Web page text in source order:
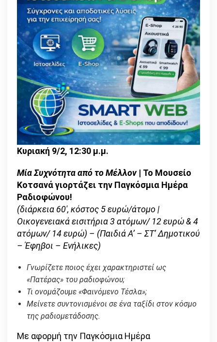
Κυριακή 9/2, 12:30 μ.μ.
Μία Συχνότητα από το Μέλλον | Το Μουσείο
Κοτσανά γιορτάζει την Παγκόσμια Ημέρα
Ραδιοφώνου!
(διάρκεια 60′, κόστος 5 ευρώ/άτομο |
Οικογενειακά εισιτήρια 3 ατόμων/ 12 ευρώ & 4
ατόμων/ 14 ευρώ) – (Παιδιά Α’ – ΣΤ’ Δημοτικού
– Έφηβοι – Ενήλικες)
Γνωρίζετε ποιος έχει χαρακτηριστεί ως
«Πατέρας» του ραδιοφώνου;
Τι ονομάζουμε «Φαινόμενο Τέσλα»;
Μείνετε συντονισμένοι σε ένα ταξίδι στον κόσμο
της ραδιομετάδοσης.
Με αφορμή την Παγκόσμια Ημέρα